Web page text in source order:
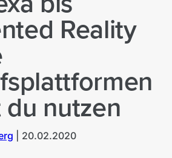
Reality
nutzen
20.02.2020